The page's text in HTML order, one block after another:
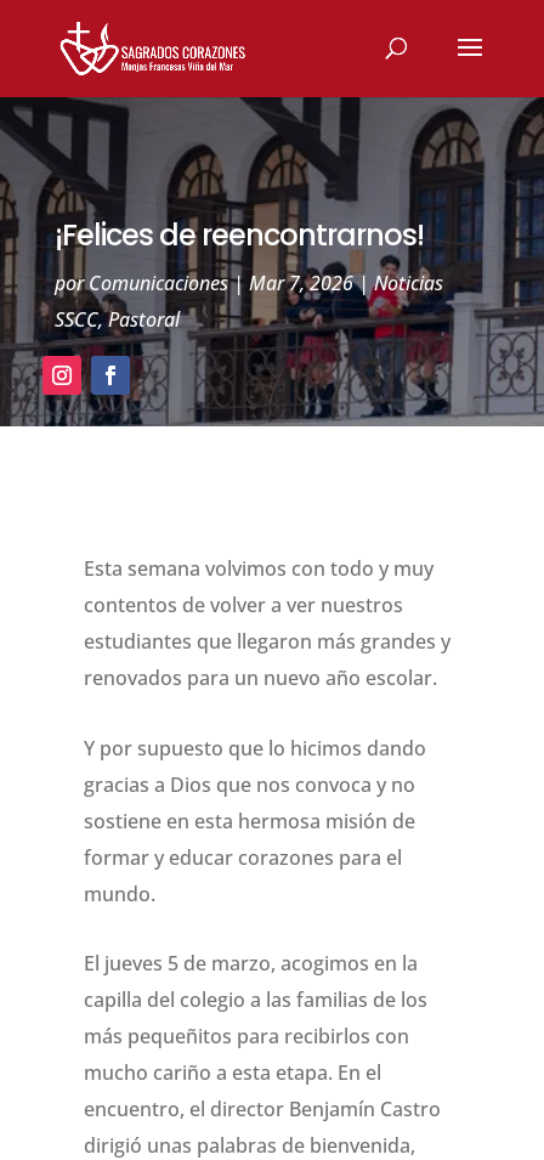
¡Felices de reencontrarnos!
porComunicaciones| Mar 7, 2026|Noticias
SSCC,Pastoral
Esta semana volvimos con todo y muy
contentos de volver a ver nuestros
estudiantes que llegaron más grandes y
renovados para un nuevo año escolar.
Y por supuesto que lo hicimos dando
gracias a Dios que nos convoca y no
sostiene en esta hermosa misión de
formar y educar corazones para el
mundo.
El jueves 5 de marzo, acogimos en la
capilla del colegio a las familias de los
más pequeñitos para recibirlos con
mucho cariño a esta etapa. En el
encuentro, el director Benjamín Castro
dirigió unas palabras de bienvenida,